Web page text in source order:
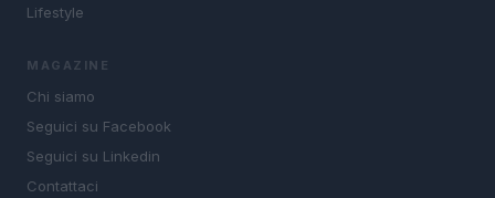
Lifestyle
MAGAZINE
Chi siamo
Seguici su Facebook
Seguici su Linkedin
Contattaci